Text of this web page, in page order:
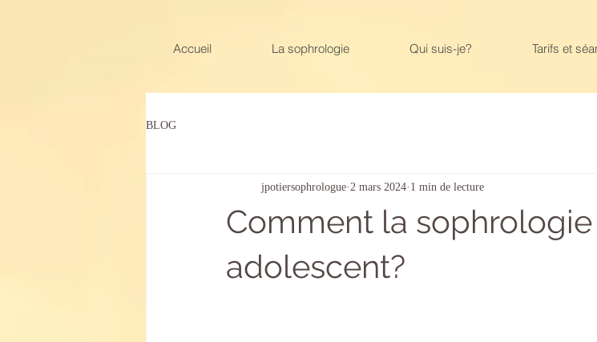
Accueil La sophrologie Qui suis-je? Tarifs et
BLOG
Comment la
adolescent?
jpotiersophrologue 2 mars 2024 1 min de lecture